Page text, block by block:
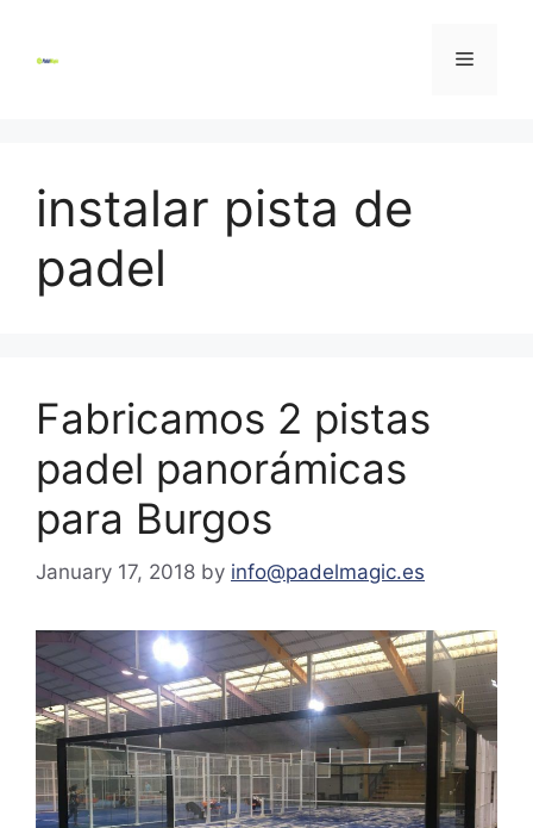
Menu
instalar pista de
padel
Fabricamos 2 pistas
padel panorámicas
para Burgos
January 17, 2018 by info@padelmagic.es